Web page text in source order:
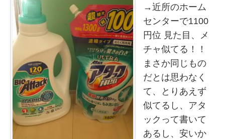
→近所のホーム
センターで1100
円位 見た目、メ
チャ似てる！！
まさか同じもの
だとは思わなく
て、とりあえず
似てるし、アタ
ックって書いて
あるし、安いか